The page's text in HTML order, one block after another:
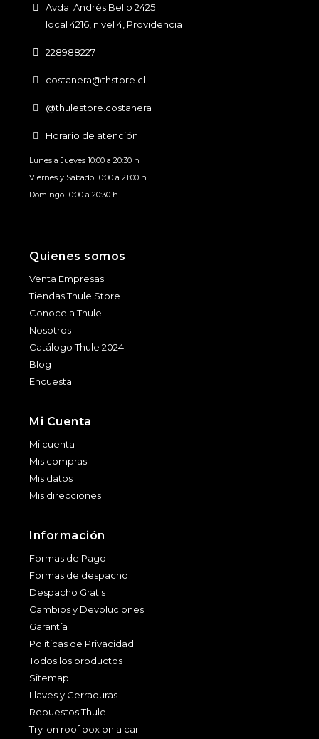
Avda. Andrés Bello 2425
local 4216, nivel 4, Providencia
228988227
costanera@thstore.cl
@thulestore.costanera
Horario de atención
Lunes a Jueves 10:00 a 20:30 h
Viernes y Sábado 10:00 a 21:00 h
Domingo 10:00 a 20:30 h
Quienes somos
Venta Empresas
Tiendas Thule Store
Conoce a Thule
Nosotros
Catálogo Thule 2024
Blog
Encuesta
Mi Cuenta
Mi cuenta
Mis compras
Mis datos
Mis direcciones
Información
Formas de Pago
Formas de despacho
Despacho Gratis
Cambios y Devoluciones
Garantía
Políticas de Privacidad
Todos los productos
Sitemap
Llaves y Cerraduras
Repuestos Thule
Try-on roof box on a car